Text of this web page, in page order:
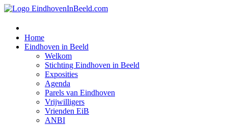
Home
Eindhoven in Beeld
Welkom
Stichting Eindhoven in Beeld
Exposities
Agenda
Parels van Eindhoven
Vrijwilligers
Vrienden EiB
ANBI